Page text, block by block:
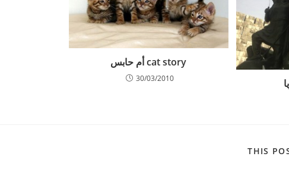
cat story أم حابس
30/03/2010
THIS